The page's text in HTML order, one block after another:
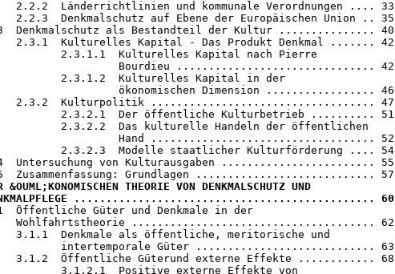
2.2.2  Länderrichtlinien und kommunale Verordnungen .... 33
2.2.3  Denkmalschutz auf Ebene der Europäischen Union .. 35
Denkmalschutz als Bestandteil der Kultur ............... 40
2.3.1  Kulturelles Kapital - Das Produkt Denkmal ....... 42
2.3.1.1  Kulturelles Kapital nach Pierre
Bourdieu ............................... 42
2.3.1.2  Kulturelles Kapital in der
ökonomischen Dimension ................. 46
2.3.2  Kulturpolitik ................................... 47
2.3.2.1  Der öffentliche Kulturbetrieb .......... 51
2.3.2.2  Das kulturelle Handeln der öffentlichen
Hand ................................... 52
2.3.2.3  Modelle staatlicher Kulturförderung .... 54
Untersuchung von Kulturausgaben ........................ 55
THEORIE VON DENKMALSCHUTZ UND
............................................... 60
Güter und Denkmale in der
Wohlfahrtstheorie ...................................... 62
3.1.1  Denkmale als öffentliche, meritorische und
intertemporale Güter ............................ 63
3.1.2  Öffentliche Güterund externe Effekte ............ 68
3.1.2.1  Positive externe Effekte von